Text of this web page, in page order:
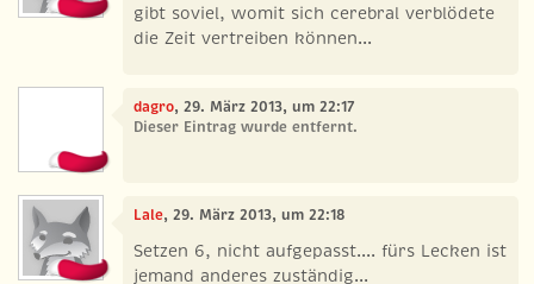
gibt soviel, womit sich cerebral verblödete
die Zeit vertreiben können...
dagro, 29. März 2013, um 22:17
Dieser Eintrag wurde entfernt.
Lale, 29. März 2013, um 22:18
Setzen 6, nicht aufgepasst.... fürs Lecken ist
jemand anderes zuständig...